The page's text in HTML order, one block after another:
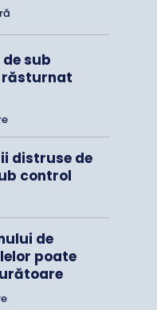
sub
distruse de
control
de
poate